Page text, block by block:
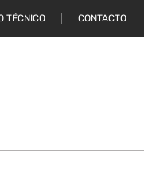
TÉCNICO CONTACTO